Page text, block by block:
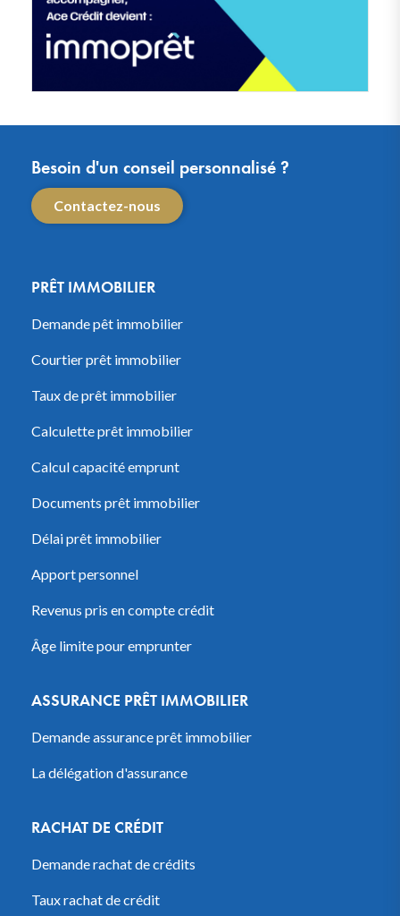
Besoin d'un conseil personnalisé ?
Contactez-nous
PRÊT IMMOBILIER
Demande pêt immobilier
Courtier prêt immobilier
Taux de prêt immobilier
Calculette prêt immobilier
Calcul capacité emprunt
Documents prêt immobilier
Délai prêt immobilier
Apport personnel
Revenus pris en compte crédit
Âge limite pour emprunter
ASSURANCE PRÊT IMMOBILIER
Demande assurance prêt immobilier
La délégation d'assurance
RACHAT DE CRÉDIT
Demande rachat de crédits
Taux rachat de crédit